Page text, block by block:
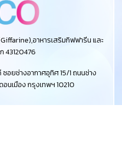
อาหารเสริมกิฟฟารีน และ
43120476
อยช่างอากาศอุทิศ 15/1 ถนนช่าง
นเมือง กรุงเทพฯ 10210